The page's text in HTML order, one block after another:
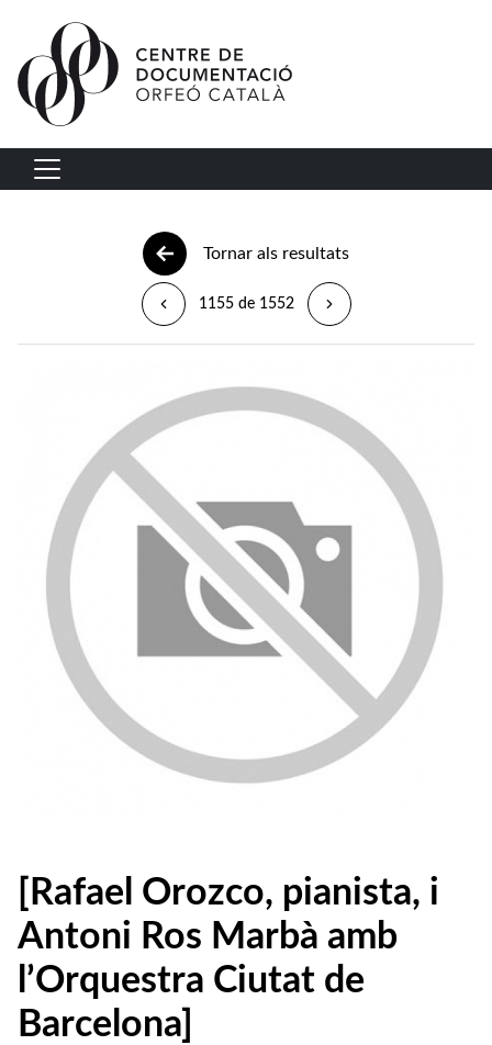
Vés al contingut
Navegació principal
Tornar als resultats
1155 de 1552
[Rafael Orozco, pianista, i
Antoni Ros Marbà amb
l’Orquestra Ciutat de
Barcelona]